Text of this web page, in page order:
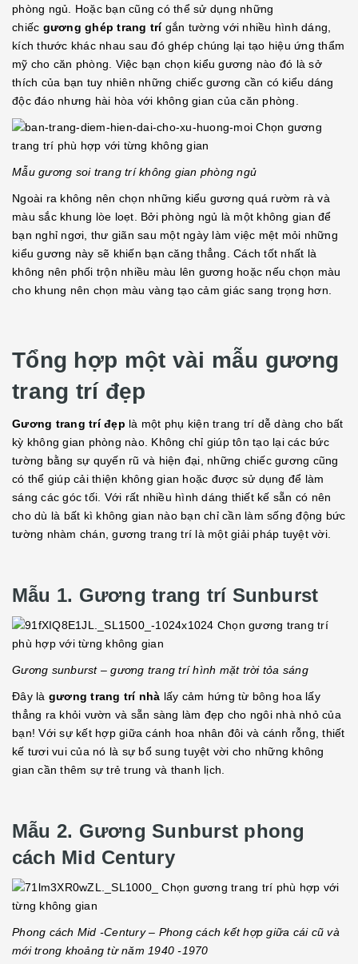
phòng ngủ. Hoặc bạn cũng có thể sử dụng những
chiếc gương ghép trang trígắn tường với nhiều hình dáng,
kích thước khác nhau sau đó ghép chúng lại tạo hiệu ứng thẩm
mỹ cho căn phòng. Việc bạn chọn kiểu gương nào đó là sở
thích của bạn tuy nhiên những chiếc gương cần có kiểu dáng
độc đáo nhưng hài hòa với không gian của căn phòng.
Mẫu gương soi trang trí không gian phòng ngủ
Ngoài ra không nên chọn những kiểu gương quá rườm rà và
màu sắc khung lòe loẹt. Bởi phòng ngủ là một không gian để
bạn nghỉ ngơi, thư giãn sau một ngày làm việc mệt mỏi những
kiểu gương này sẽ khiến bạn căng thẳng. Cách tốt nhất là
không nên phối trộn nhiều màu lên gương hoặc nếu chọn màu
cho khung nên chọn màu vàng tạo cảm giác sang trọng hơn.
Tổng hợp một vài mẫu gương
trang trí đẹp
Gương trang trí đẹp là một phụ kiện trang trí dễ dàng cho bất
kỳ không gian phòng nào. Không chỉ giúp tôn tạo lại các bức
tường bằng sự quyến rũ và hiện đại, những chiếc gương cũng
có thể giúp cải thiện không gian hoặc được sử dụng để làm
sáng các góc tối. Với rất nhiều hình dáng thiết kế sẵn có nên
cho dù là bất kì không gian nào bạn chỉ cần làm sống động bức
tường nhàm chán, gương trang trí là một giải pháp tuyệt vời.
Mẫu 1. Gương trang trí Sunburst
Gương sunburst – gương trang trí hình mặt trời tỏa sáng
Đây là gương trang trí nhà lấy cảm hứng từ bông hoa lấy
thẳng ra khỏi vườn và sẵn sàng làm đẹp cho ngôi nhà nhỏ của
bạn! Với sự kết hợp giữa cánh hoa nhân đôi và cánh rỗng, thiết
kế tươi vui của nó là sự bổ sung tuyệt vời cho những không
gian cần thêm sự trẻ trung và thanh lịch.
Mẫu 2. Gương Sunburst phong
cách Mid Century
Phong cách Mid -Century – Phong cách kết hợp giữa cái cũ và
mới trong khoảng từ năm 1940 -1970